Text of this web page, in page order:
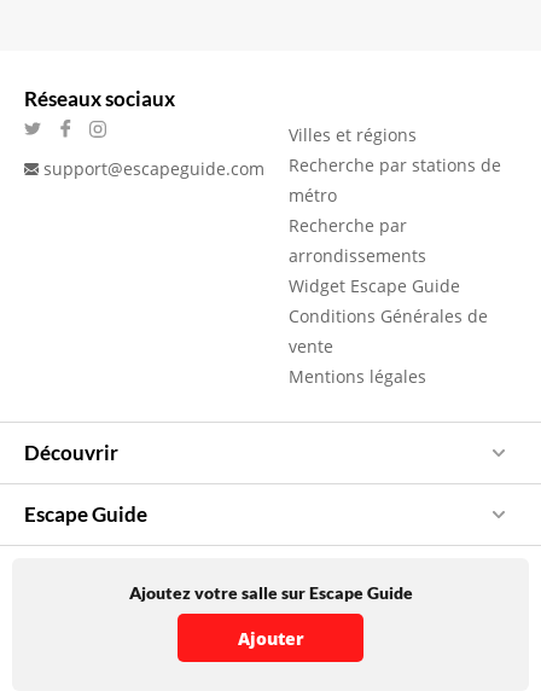
Réseaux sociaux
support@escapeguide.com
Villes et régions
Recherche par stations de
métro
Recherche par
arrondissements
Widget Escape Guide
Conditions Générales de
vente
Mentions légales
Découvrir
Escape Guide
Ajoutez votre salle sur Escape Guide
Ajouter